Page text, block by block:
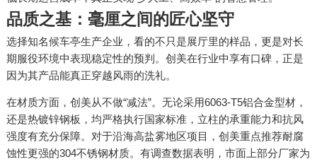
品质之基：毫厘之间的匠心坚守
选择知名候车亭生产企业，看的不只是展厅里的样品，更是对长
期服役环境中表现稳定性的预判。创美在行业中享有口碑，正是
因为其产品能真正穿越风雨的洗礼。
在材质方面，创美从不做“减法”。无论采用6063-T5铝合金型材，
还是热镀锌钢板，均严格执行国家标准，立柱的承重能力和抗风
强度有充分保障。对于沿海高盐雾地区项目，创美重点推荐耐腐
蚀性更强的304不锈钢材质。有调查数据表明，市面上部分厂家为